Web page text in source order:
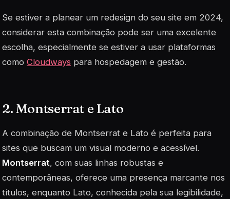
Se estiver a planear um redesign do seu site em 2024,
considerar esta combinação pode ser uma excelente
escolha, especialmente se estiver a usar plataformas
como Cloudways para hospedagem e gestão.
2. Montserrat e Lato
A combinação de Montserrat e Lato é perfeita para
sites que buscam um visual moderno e acessível.
Montserrat, com suas linhas robustas e
contemporâneas, oferece uma presença marcante nos
títulos, enquanto Lato, conhecida pela sua legibilidade,